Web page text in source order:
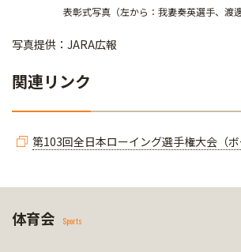
表彰式写真（左から：我妻奏英選手、渡
写真提供：JARA広報
関連リンク
第103回全日本ローイング選手権大会（ボ
体育会 Sports